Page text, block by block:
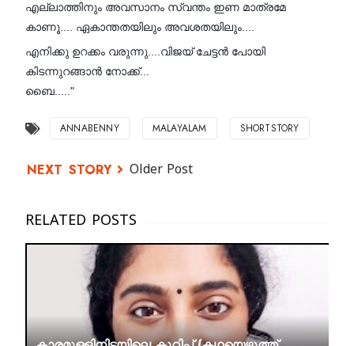
എല്ലാത്തിനും അവസാനം സ്വന്തം ഇണ മാത്രമേ
കാണൂ.... ഏകാന്തതയിലും അവശതയിലും....
എനിക്കു ഉറക്കം വരുന്നു....വിജയ് ചേട്ടൻ പോയി
കിടന്നുറങ്ങാൻ നോക്ക്...
ബൈ....."
ANNABENNY MALAYALAM SHORTSTORY
Older Post